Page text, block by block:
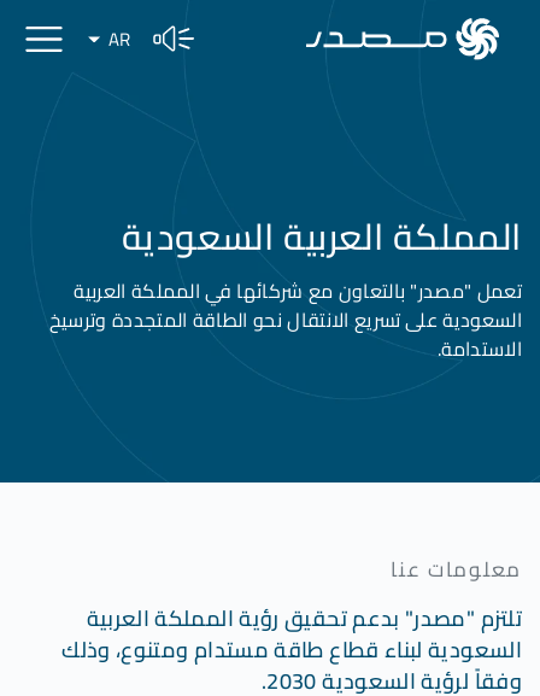
AR
المملكة العربية السعودية
تعمل "مصدر" بالتعاون مع شركائها في المملكة العربية
السعودية على تسريع الانتقال نحو الطاقة المتجددة وترسيخ
الاستدامة.
معلومات عنا
تلتزم "مصدر" بدعم تحقيق رؤية المملكة العربية
السعودية لبناء قطاع طاقة مستدام ومتنوع، وذلك
وفقاً لرؤية السعودية 2030.